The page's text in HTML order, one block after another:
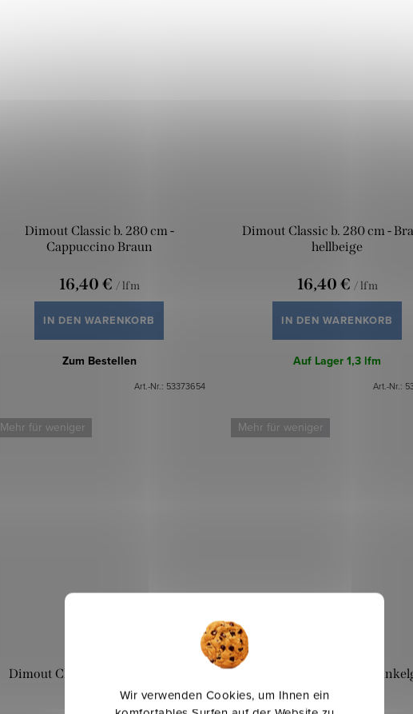
Wir verwenden Cookies, um Ihnen ein
Dimout Classic b. 280 cm -
Cappuccino Braun
16,40 € / lfm
IN DEN WARENKORB
Zum Bestellen
Art.-Nr.: 53373654
Dimout Classic b. 280 cm -
hellbeige
16,40 € / lfm
IN DEN WARENKORB
Auf Lager1,3 lfm
Art.-Nr.:
Mehr für weniger
Dimout Classic b. 280 - Senfgelb
Mehr für weniger
Dimout Classic b. 280 -